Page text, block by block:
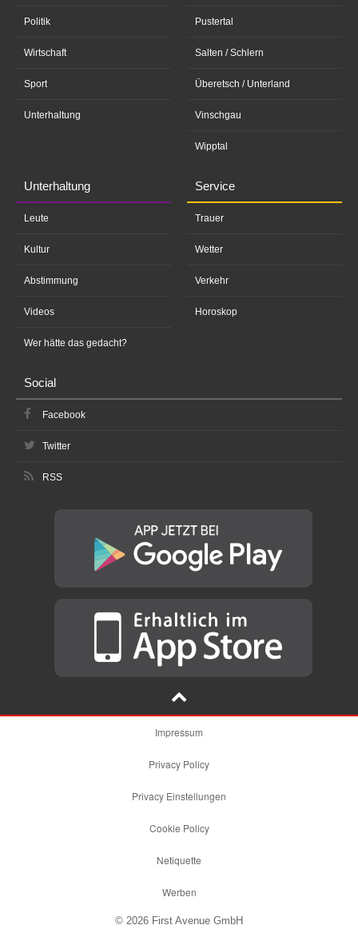
Politik
Wirtschaft
Sport
Unterhaltung
Pustertal
Salten / Schlern
Überetsch / Unterland
Vinschgau
Wipptal
Unterhaltung
Leute
Kultur
Abstimmung
Videos
Wer hätte das gedacht?
Service
Trauer
Wetter
Verkehr
Horoskop
Social
Facebook
Twitter
RSS
Impressum
Privacy Policy
Privacy Einstellungen
Cookie Policy
Netiquette
Werben
© 2026 First Avenue GmbH